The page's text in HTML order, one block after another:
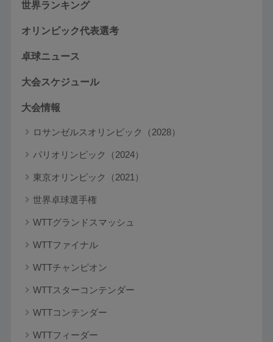
世界ランキング
オリンピック代表選考
卓球ニュース
大会スケジュール
大会情報
ロサンゼルスオリンピック（2028）
パリオリンピック（2024）
東京オリンピック（2021）
世界卓球選手権
WTTグランドスマッシュ
WTTファイナル
WTTチャンピオン
WTTスターコンテンダー
WTTコンテンダー
WTTフィーダー